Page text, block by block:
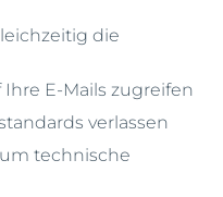
die
E-Mails zugreifen
verlassen
technische